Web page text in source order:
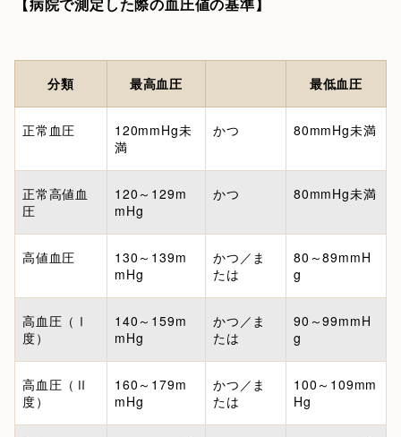
分類 最高血圧 最低血圧
正常血圧
120mmHg未
満
かつ 80mmHg未満
正常高値血
圧
120～129m
mHg
かつ 80mmHg未満
高値血圧
130～139m
mHg
かつ／ま
たは
80～89mmH
g
高血圧（Ⅰ
度）
140～159m
mHg
かつ／ま
たは
90～99mmH
g
高血圧（Ⅱ
度）
160～179m
mHg
かつ／ま
たは
100～109mm
Hg